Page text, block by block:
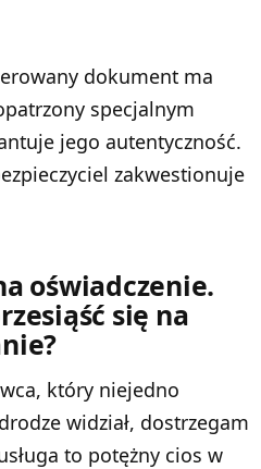
dokument ma
specjalnym
jego autentyczność.
zakwestionuje
oświadczenie.
się na
który niejedno
widział, dostrzegam
to potężny cios w